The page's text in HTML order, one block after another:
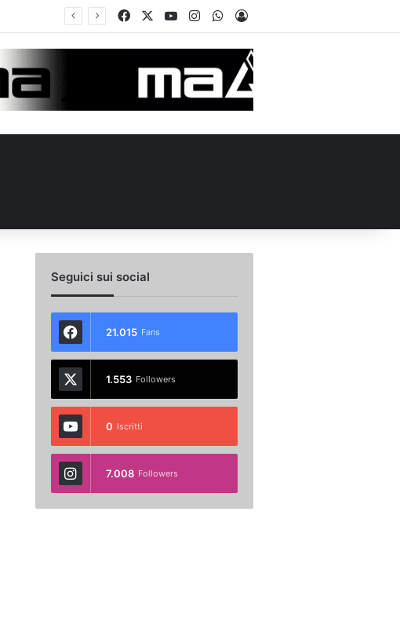
FacebookYou TubeInstagramWhatsApp
Accedi
Seguici sui social
21.015 Fans
1.553 Followers
0 Iscritti
7.008 Followers